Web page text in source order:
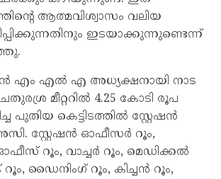
ആത്മവിശ്വാസം വലിയ
ഇടയാക്കുന്നുണ്ടെന്ന്
എം എൽ എ അധ്യക്ഷനായി നാട
ചതുരശ്ര മീറ്ററിൽ 4.25 കോടി രൂപ
പുതിയ കെട്ടിടത്തിൽ സ്റ്റേഷൻ
സ്റ്റേഷൻ ഓഫീസർ റൂം,
റൂം, വാച്ചർ റൂം, മെഡിക്കൽ
റൂം, ഡൈനിംഗ് റൂം, കിച്ചൻ റൂം,